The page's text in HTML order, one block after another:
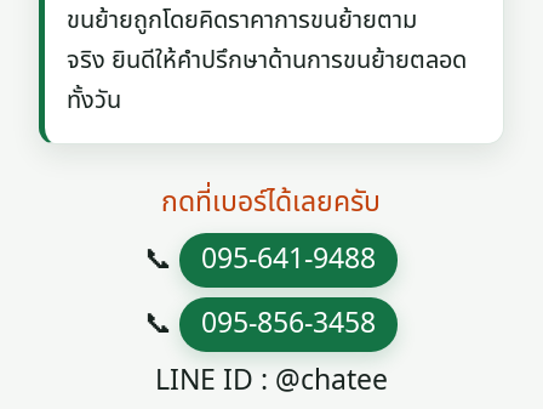
ขนย้ายถูกโดยคิดราคาการขนย้ายตาม
จริง ยินดีให้คำปรึกษาด้านการขนย้ายตลอด
ทั้งวัน
กดที่เบอร์ได้เลยครับ
📞 095-641-9488
📞 095-856-3458
LINE ID : @chatee